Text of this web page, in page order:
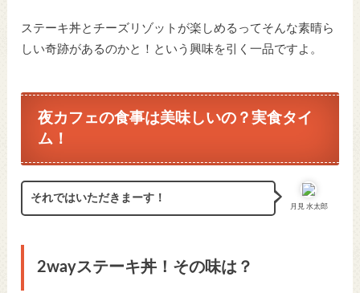
ステーキ丼とチーズリゾットが楽しめるってそんな素晴ら
しい奇跡があるのかと！という興味を引く一品ですよ。
夜カフェの食事は美味しいの？実食タイ
ム！
月見 水太郎
それではいただきまーす！
2wayステーキ丼！その味は？